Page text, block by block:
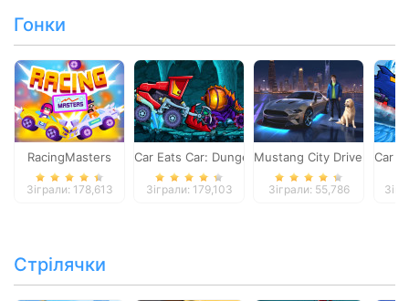
Гонки
RacingMasters
Зіграли: 178,613
Car Eats Car: Dungeon Adventure
Зіграли: 179,103
Mustang City Driver
Зіграли: 55,786
Car
Стрілячки